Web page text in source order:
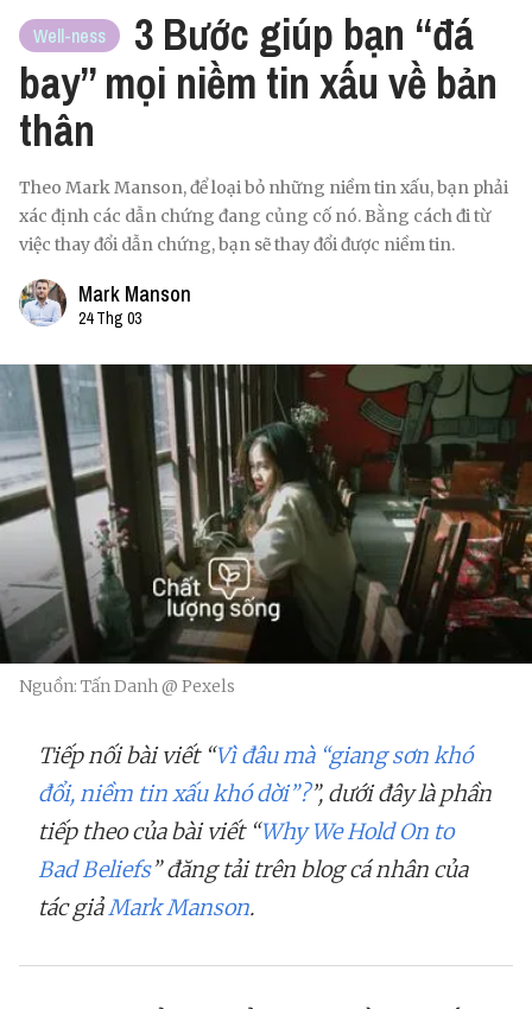
Well-ness
3 Bước giúp bạn “đá
bay” mọi niềm tin xấu về bản
thân
Theo Mark Manson, để loại bỏ những niềm tin xấu, bạn phải
xác định các dẫn chứng đang củng cố nó. Bằng cách đi từ
việc thay đổi dẫn chứng, bạn sẽ thay đổi được niềm tin.
Mark Manson
24 Thg 03
Nguồn: Tấn Danh @ Pexels
Tiếp nối bài viết “Vì đâu mà “giang sơn khó
đổi, niềm tin xấu khó dời”?”, dưới đây là phần
tiếp theo của bài viết “Why We Hold On to
Bad Beliefs” đăng tải trên blog cá nhân của
tác giảMark Manson.